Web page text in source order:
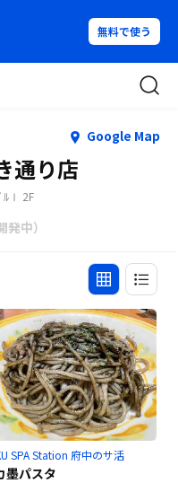
無料で使う
Google Map
通り店
ﾙⅠ 2F
中）
SPA Station 府中のサ活
墨パスタ